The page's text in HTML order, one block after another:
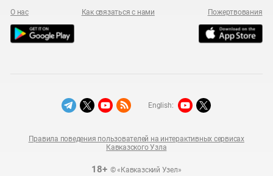
О нас Как связаться с нами Пожертвования
18+© «Кавказский Узел»
Правила поведения пользователей на интерактивных сервисах
Кавказского Узла
English: